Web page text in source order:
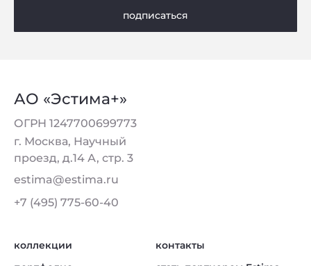
подписаться
АО «Эстима+»
ОГРН 1247700699773
г. Москва, Научный
проезд, д.14 А, стр. 3
estima@estima.ru
+7 (495) 775-60-40
коллекции
контакты